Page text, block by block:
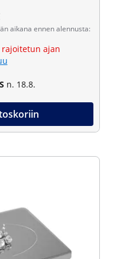
aikana ennen alennusta:
rajoitetun ajan
n. 18.8.